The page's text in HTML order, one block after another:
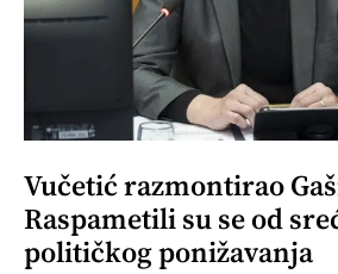
Vučetić razmontirao
Raspametili su se od
političkog ponižavanja